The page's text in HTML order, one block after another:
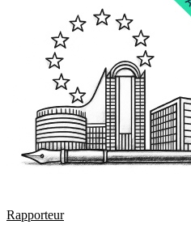
Rapporteur